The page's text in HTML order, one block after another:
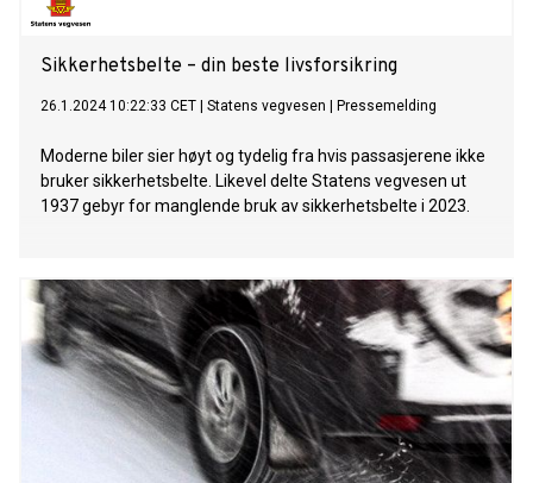
Sikkerhetsbelte – din beste livsforsikring
26.1.2024 10:22:33 CET Statens vegvesen Pressemelding
Moderne biler sier høyt og tydelig fra hvis passasjerene ikke
bruker sikkerhetsbelte. Likevel delte Statens vegvesen ut
1937 gebyr for manglende bruk av sikkerhetsbelte i 2023.